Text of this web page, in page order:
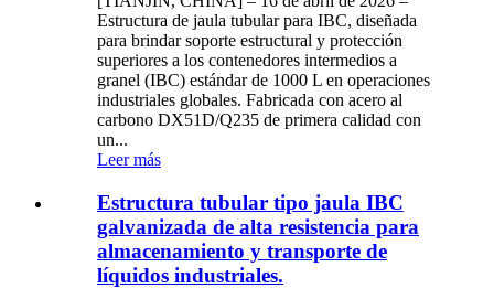
Estructura de jaula tubular para IBC, diseñada
para brindar soporte estructural y protección
superiores a los contenedores intermedios a
granel (IBC) estándar de 1000 L en operaciones
industriales globales. Fabricada con acero al
carbono DX51D/Q235 de primera calidad con
un...
Leer más
Estructura tubular tipo jaula IBC
galvanizada de alta resistencia para
almacenamiento y transporte de
líquidos industriales.